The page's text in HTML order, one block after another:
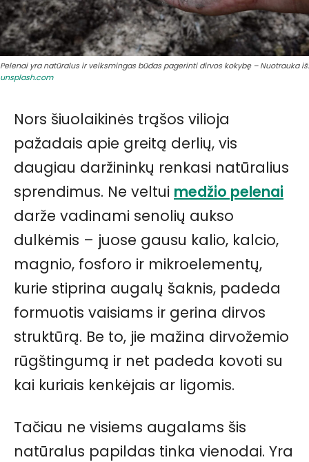
Pelenai yra natūralus ir veiksmingas būdas pagerinti dirvos kokybę – Nuotrauka iš:
unsplash.com
Nors šiuolaikinės trąšos vilioja
pažadais apie greitą derlių, vis
daugiau daržininkų renkasi natūralius
sprendimus. Ne veltui medžio pelenai
darže vadinami senolių aukso
dulkėmis – juose gausu kalio, kalcio,
magnio, fosforo ir mikroelementų,
kurie stiprina augalų šaknis, padeda
formuotis vaisiams ir gerina dirvos
struktūrą. Be to, jie mažina dirvožemio
rūgštingumą ir net padeda kovoti su
kai kuriais kenkėjais ar ligomis.
Tačiau ne visiems augalams šis
natūralus papildas tinka vienodai. Yra